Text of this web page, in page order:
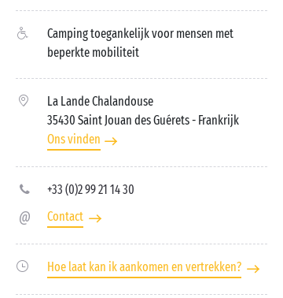
Camping toegankelijk voor mensen met
beperkte mobiliteit
La Lande Chalandouse
35430 Saint Jouan des Guérets- Frankrijk
Ons vinden
+33 (0)2 99 21 14 30
Contact
Hoe laat kan ik aankomen en vertrekken?